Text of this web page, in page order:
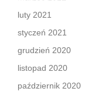
luty 2021
styczeń 2021
grudzień 2020
listopad 2020
październik 2020